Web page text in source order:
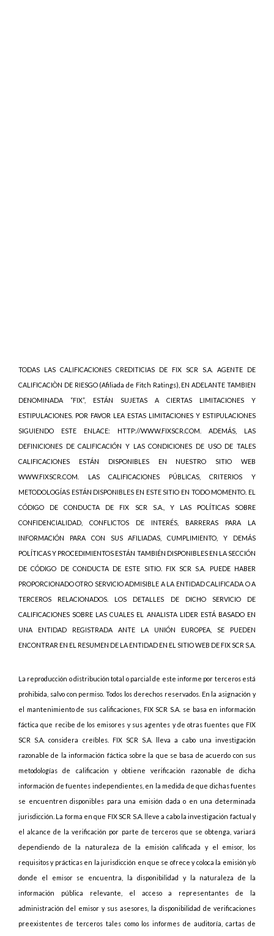
TODAS LAS CALIFICACIONES CREDITICIAS DE FIX SCR S.A. AGENTE DE
CALIFICACIÒN DE RIESGO (Afiliada de Fitch Ratings), EN ADELANTE TAMBIEN
DENOMINADA “FIX”, ESTÁN SUJETAS A CIERTAS LIMITACIONES Y
ESTIPULACIONES. POR FAVOR LEA ESTAS LIMITACIONES Y ESTIPULACIONES
SIGUIENDO ESTE ENLACE: HTTP://WWW.FIXSCR.COM. ADEMÁS, LAS
DEFINICIONES DE CALIFICACIÓN Y LAS CONDICIONES DE USO DE TALES
CALIFICACIONES ESTÁN DISPONIBLES EN NUESTRO SITIO WEB
WWW.FIXSCR.COM. LAS CALIFICACIONES PÚBLICAS, CRITERIOS Y
METODOLOGÍAS ESTÁN DISPONIBLES EN ESTE SITIO EN TODO MOMENTO. EL
CÓDIGO DE CONDUCTA DE FIX SCR S.A., Y LAS POLÍTICAS SOBRE
CONFIDENCIALIDAD, CONFLICTOS DE INTERÉS, BARRERAS PARA LA
INFORMACIÓN PARA CON SUS AFILIADAS, CUMPLIMIENTO, Y DEMÁS
POLÍTICAS Y PROCEDIMIENTOS ESTÁN TAMBIÉN DISPONIBLES EN LA SECCIÓN
DE CÓDIGO DE CONDUCTA DE ESTE SITIO. FIX SCR S.A. PUEDE HABER
PROPORCIONADO OTRO SERVICIO ADMISIBLE A LA ENTIDAD CALIFICADA O A
TERCEROS RELACIONADOS. LOS DETALLES DE DICHO SERVICIO DE
CALIFICACIONES SOBRE LAS CUALES EL ANALISTA LIDER ESTÁ BASADO EN
UNA ENTIDAD REGISTRADA ANTE LA UNIÓN EUROPEA, SE PUEDEN
ENCONTRAR EN EL RESUMEN DE LA ENTIDAD EN EL SITIO WEB DE FIX SCR S.A.
La reproducción o distribución total o parcial de este informe por terceros está
prohibida, salvo con permiso. Todos los derechos reservados. En la asignación y
el mantenimiento de sus calificaciones, FIX SCR S.A. se basa en información
fáctica que recibe de los emisores y sus agentes y de otras fuentes que FIX
SCR S.A. considera creíbles. FIX SCR S.A. lleva a cabo una investigación
razonable de la información fáctica sobre la que se basa de acuerdo con sus
metodologías de calificación y obtiene verificación razonable de dicha
información de fuentes independientes, en la medida de que dichas fuentes
se encuentren disponibles para una emisión dada o en una determinada
jurisdicción. La forma en que FIX SCR S.A. lleve a cabo la investigación factual y
el alcance de la verificación por parte de terceros que se obtenga, variará
dependiendo de la naturaleza de la emisión calificada y el emisor, los
requisitos y prácticas en la jurisdicción en que se ofrece y coloca la emisión y/o
donde el emisor se encuentra, la disponibilidad y la naturaleza de la
información pública relevante, el acceso a representantes de la
administración del emisor y sus asesores, la disponibilidad de verificaciones
preexistentes de terceros tales como los informes de auditoría, cartas de